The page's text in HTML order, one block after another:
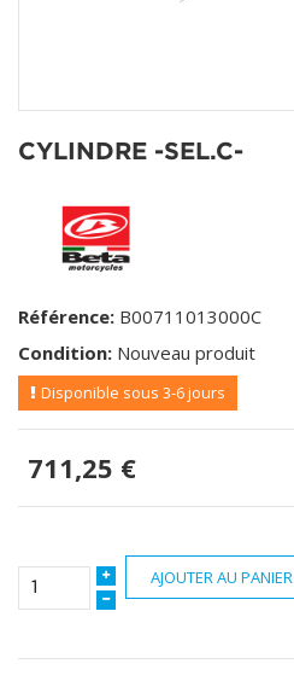
CYLINDRE -SEL.C-
Référence: B00711013000C
Condition: Nouveau produit
Disponible sous 3-6 jours
711,25 €
AJOUTER AU PANIER